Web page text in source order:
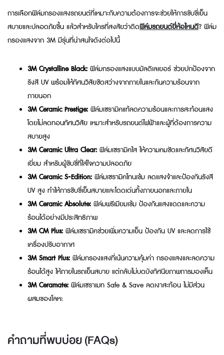
การเลือกฟิล์มกรองแสงรถยนต์ที่เหมาะกับความต้องการจะช่วยให้การขับขี่เย็น
สบายและปลอดภัยขึ้น แล้วสำหรับใครที่สงสัยว่าติดฟิล์มรถยนต์ยี่ห้อไหนดี? ฟิล์ม
กรองแสงจาก 3M มีรุ่นที่น่าสนใจดังต่อไปนี้
3M Crystalline Black: ฟิล์มกรองแสงแบบมัลติเลเยอร์ ช่วยปกป้องจาก
รังสี UV พร้อมให้ทัศนวิสัยชัดสว่างจากภายในและกันความร้อนจาก
ภายนอก
3M Ceramic Prestige: ฟิล์มเซรามิคแท้ลดความร้อนและการสะท้อนแสง
โดยไม่ลดทอนทัศนวิสัย เหมาะสำหรับรถยนต์ไฟฟ้าและผู้ที่ต้องการความ
สบายสูง
3M Ceramic Ultra Clear: ฟิล์มเซรามิคใส ให้ความคมชัดและทัศนวิสัยดี
เยี่ยม สำหรับผู้ขับขี่ที่ใส่ใจความปลอดภัย
3M Ceramic S‑Edition: ฟิล์มเซรามิคโทนเข้ม ลดแสงจ้าและป้องกันรังสี
UV สูง ทำให้การขับขี่เย็นสบายและโดดเด่นทั้งภายนอกและภายใน
3M Ceramic Absolute: ฟิล์มพรีเมียมเข้ม ป้องกันแสงแดดและความ
ร้อนได้อย่างมีประสิทธิภาพ
3M CM Plus: ฟิล์มเซรามิคช่วยเพิ่มความเย็น ป้องกัน UV และลดการใช้
เครื่องปรับอากาศ
3M Smart Plus: ฟิล์มกรองแสงที่เน้นความคุ้มค่า กรองแสงและลดความ
ร้อนได้สูง ให้ภายในรถเย็นสบาย แต่กลับไม่บดบังทัศนียภาพการมองเห็น
3M Ceramate: ฟิล์มเซราเมท Safe & Save ลดเงาสะท้อน ไม่มีส่วน
ผสมของโลหะ
คำถามที่พบบ่อย (FAQs)